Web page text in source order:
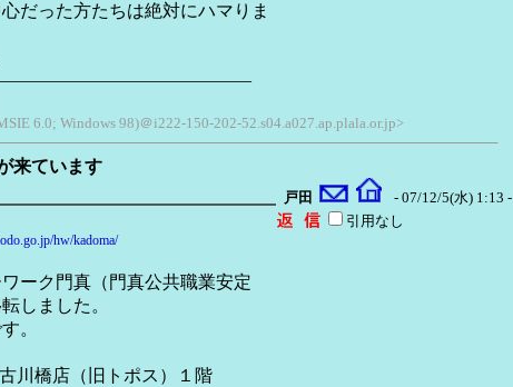
だった方たちは絶対にハマりま
6.0; Windows 98)＠i222-150-202-52.s04.a027.ap.plala.or.jp>
来ています
戸田 - 07/12/5(水) 1:13 -
hw/kadoma/
ーク門真（門真公共職業安定
しました。
。
橋店（旧トポス）１階
引用なし